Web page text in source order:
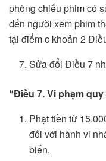
phòng chiếu phim có
đến người xem phim
tại điểm c khoản 2
Sửa đổi Điều 7
“Điều 7. Vi phạm
Phạt tiền từ
đối với hành vi
biến.